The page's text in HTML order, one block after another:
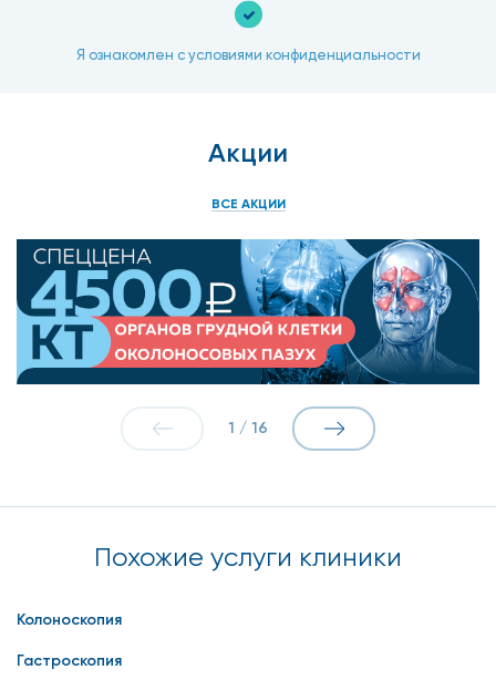
Я ознакомлен с условиями конфиденциальности
Акции
ВСЕ АКЦИИ
1 / 16
Похожие услуги клиники
Колоноскопия
Гастроскопия